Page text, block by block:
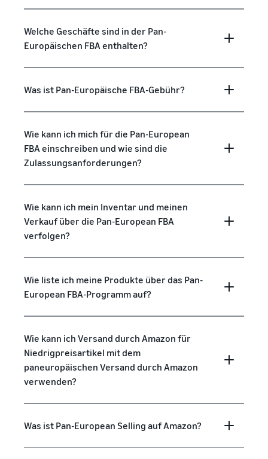
Welche Geschäfte sind in der Pan-
Europäischen FBA enthalten?
Was ist Pan-Europäische FBA-Gebühr?
Wie kann ich mich für die Pan-European
FBA einschreiben und wie sind die
Zulassungsanforderungen?
Wie kann ich mein Inventar und meinen
Verkauf über die Pan-European FBA
verfolgen?
Wie liste ich meine Produkte über das Pan-
European FBA-Programm auf?
Wie kann ich Versand durch Amazon für
Niedrigpreisartikel mit dem
paneuropäischen Versand durch Amazon
verwenden?
Was ist Pan-European Selling auf Amazon?